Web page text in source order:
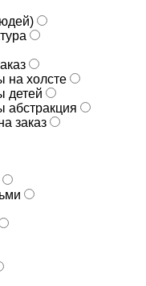
на холсте
детей
абстракция
заказ